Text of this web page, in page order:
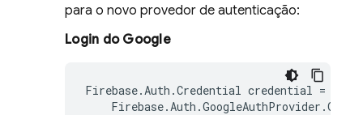
para o novo provedor de autenticação:
Login do Google
Firebase.Auth .Credential credential =
Firebase.Auth .GoogleAuthProvider .